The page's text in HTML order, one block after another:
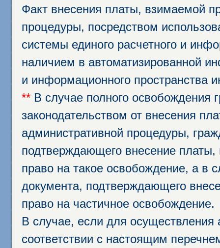
Факт внесения платы, взимаемой
процедуры, посредством
системы единого расчетного и
наличием в автоматизированной
и информационного пространства
** В случае полного освобождения
законодательством от внесения
административной процедуры,
подтверждающего внесение
право на такое освобождение, а в
документа, подтверждающего
право на частичное освобождение.
В случае, если для осуществления
соответствии с настоящим